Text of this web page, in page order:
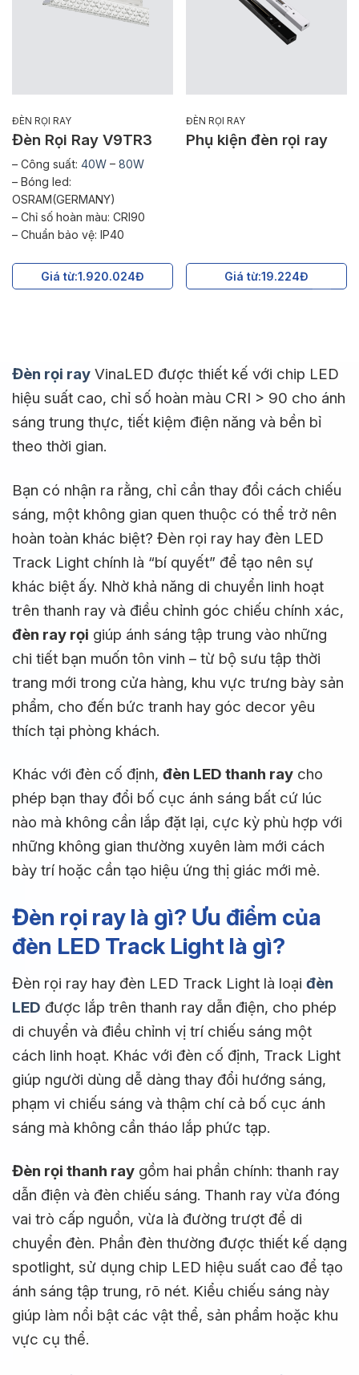
ĐÈN RỌI RAY
Đèn Rọi Ray V9TR3
– Công suất: 40W – 80W
– Bóng led:
OSRAM(GERMANY)
– Chỉ số hoàn màu: CRI90
– Chuẩn bảo vệ: IP40
Giá từ:1.920.024Đ
ĐÈN RỌI RAY
Phụ kiện đèn rọi ray
Giá từ:19.224Đ
Đèn rọi ray VinaLED được thiết kế với chip LED
hiệu suất cao, chỉ số hoàn màu CRI > 90 cho ánh
sáng trung thực, tiết kiệm điện năng và bền bỉ
theo thời gian.
Bạn có nhận ra rằng, chỉ cần thay đổi cách chiếu
sáng, một không gian quen thuộc có thể trở nên
hoàn toàn khác biệt? Đèn rọi ray hay đèn LED
Track Light chính là “bí quyết” để tạo nên sự
khác biệt ấy. Nhờ khả năng di chuyển linh hoạt
trên thanh ray và điều chỉnh góc chiếu chính xác,
đèn ray rọi giúp ánh sáng tập trung vào những
chi tiết bạn muốn tôn vinh – từ bộ sưu tập thời
trang mới trong cửa hàng, khu vực trưng bày sản
phẩm, cho đến bức tranh hay góc decor yêu
thích tại phòng khách.
Khác với đèn cố định, đèn LED thanh ray cho
phép bạn thay đổi bố cục ánh sáng bất cứ lúc
nào mà không cần lắp đặt lại, cực kỳ phù hợp với
những không gian thường xuyên làm mới cách
bày trí hoặc cần tạo hiệu ứng thị giác mới mẻ.
Đèn rọi ray là gì? Ưu điểm của
đèn LED Track Light là gì?
Đèn rọi ray hay đèn LED Track Light là loại đèn
LED được lắp trên thanh ray dẫn điện, cho phép
di chuyển và điều chỉnh vị trí chiếu sáng một
cách linh hoạt. Khác với đèn cố định, Track Light
giúp người dùng dễ dàng thay đổi hướng sáng,
phạm vi chiếu sáng và thậm chí cả bố cục ánh
sáng mà không cần tháo lắp phức tạp.
Đèn rọi thanh ray gồm hai phần chính: thanh ray
dẫn điện và đèn chiếu sáng. Thanh ray vừa đóng
vai trò cấp nguồn, vừa là đường trượt để di
chuyển đèn. Phần đèn thường được thiết kế dạng
spotlight, sử dụng chip LED hiệu suất cao để tạo
ánh sáng tập trung, rõ nét. Kiểu chiếu sáng này
giúp làm nổi bật các vật thể, sản phẩm hoặc khu
vực cụ thể.